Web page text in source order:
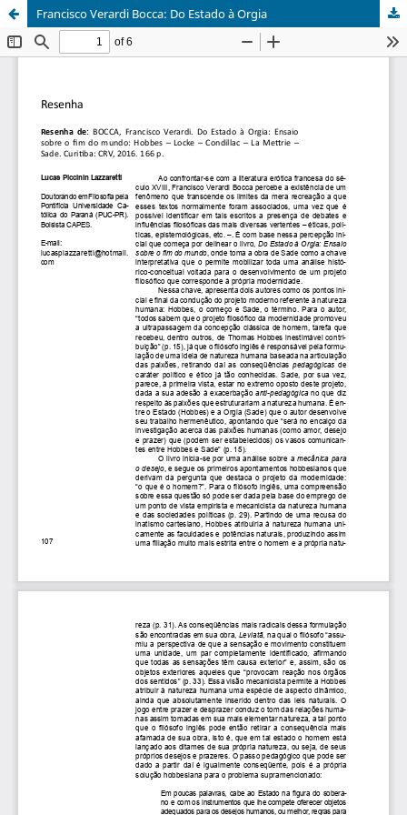
Francisco Verardi Bocca: Do Estado à Orgia